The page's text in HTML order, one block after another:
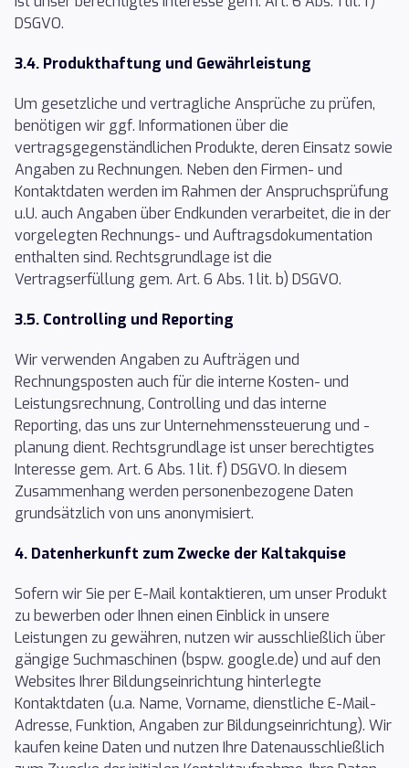
DSGVO.
3.4. Produkthaftung und Gewährleistung
Um gesetzliche und vertragliche Ansprüche zu prüfen,
benötigen wir ggf. Informationen über die
vertragsgegenständlichen Produkte, deren Einsatz sowie
Angaben zu Rechnungen. Neben den Firmen- und
Kontaktdaten werden im Rahmen der Anspruchsprüfung
u.U. auch Angaben über Endkunden verarbeitet, die in der
vorgelegten Rechnungs- und Auftragsdokumentation
enthalten sind. Rechtsgrundlage ist die
Vertragserfüllung gem. Art. 6 Abs. 1 lit. b) DSGVO.
3.5. Controlling und Reporting
Wir verwenden Angaben zu Aufträgen und
Rechnungsposten auch für die interne Kosten- und
Leistungsrechnung, Controlling und das interne
Reporting, das uns zur Unternehmenssteuerung und -
planung dient. Rechtsgrundlage ist unser berechtigtes
Interesse gem. Art. 6 Abs. 1 lit. f) DSGVO. In diesem
Zusammenhang werden personenbezogene Daten
grundsätzlich von uns anonymisiert.
4. Datenherkunft zum Zwecke der Kaltakquise
Sofern wir Sie per E-Mail kontaktieren, um unser Produkt
zu bewerben oder Ihnen einen Einblick in unsere
Leistungen zu gewähren, nutzen wir ausschließlich über
gängige Suchmaschinen (bspw. google.de) und auf den
Websites Ihrer Bildungseinrichtung hinterlegte
Kontaktdaten (u.a. Name, Vorname, dienstliche E-Mail-
Adresse, Funktion, Angaben zur Bildungseinrichtung). Wir
kaufen keine Daten und nutzen Ihre Datenausschließlich